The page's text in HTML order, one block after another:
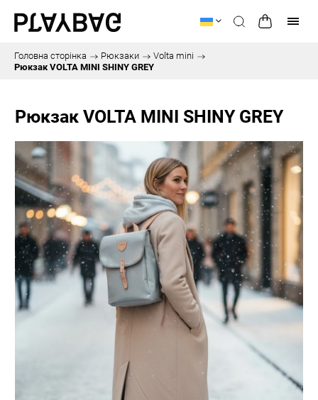
Головна сторінка / Рюкзаки / Volta mini /
Рюкзак VOLTA MINI SHINY GREY
Рюкзак VOLTA MINI SHINY GREY